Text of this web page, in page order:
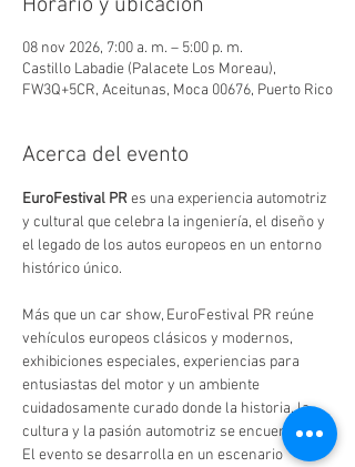
Horario y ubicación
08 nov 2026, 7:00 a. m. – 5:00 p. m.
Castillo Labadie (Palacete Los Moreau),
FW3Q+5CR, Aceitunas, Moca 00676, Puerto Rico
Acerca del evento
EuroFestival PR es una experiencia automotriz
y cultural que celebra la ingeniería, el diseño y
el legado de los autos europeos en un entorno
histórico único.
Más que un car show, EuroFestival PR reúne
vehículos europeos clásicos y modernos,
exhibiciones especiales, experiencias para
entusiastas del motor y un ambiente
cuidadosamente curado donde la historia, la
cultura y la pasión automotriz se encuentran.
El evento se desarrolla en un escenario